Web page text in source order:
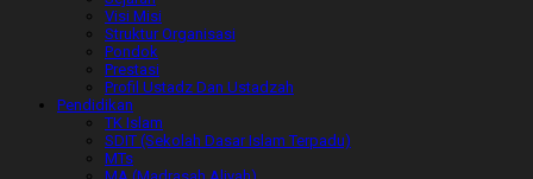
Visi Misi
Struktur Organisasi
Pondok
Prestasi
Profil Ustadz Dan Ustadzah
Pendidikan
TK Islam
SDIT (Sekolah Dasar Islam Terpadu)
MTs